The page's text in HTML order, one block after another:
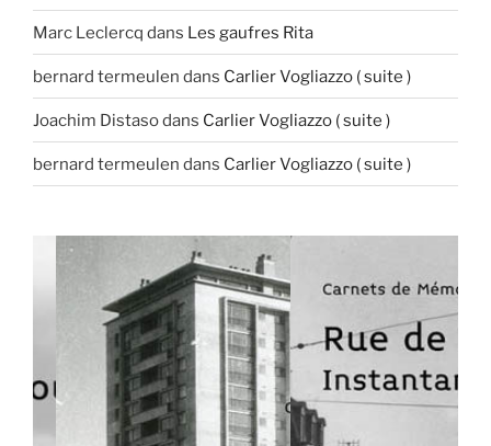
Marc Leclercq dans Les gaufres Rita
bernard termeulen dans Carlier Vogliazzo ( suite )
Joachim Distasodans Carlier Vogliazzo ( suite )
bernard termeulen dans Carlier Vogliazzo ( suite )